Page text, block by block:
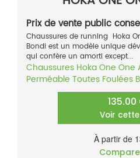
Prix de vente public
Chaussures de running Hoka
Bondi est un modèle unique
qui confère un amorti except...
Chaussures Hoka One One
Perméable Toutes Foulées
Voir
À partir de